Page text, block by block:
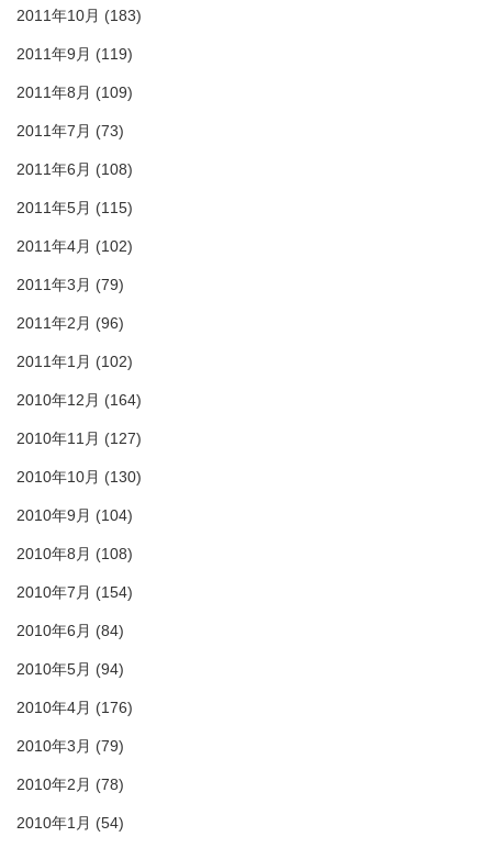
2011年10月 (183)
2011年9月 (119)
2011年8月 (109)
2011年7月 (73)
2011年6月 (108)
2011年5月 (115)
2011年4月 (102)
2011年3月 (79)
2011年2月 (96)
2011年1月 (102)
2010年12月 (164)
2010年11月 (127)
2010年10月 (130)
2010年9月 (104)
2010年8月 (108)
2010年7月 (154)
2010年6月 (84)
2010年5月 (94)
2010年4月 (176)
2010年3月 (79)
2010年2月 (78)
2010年1月 (54)